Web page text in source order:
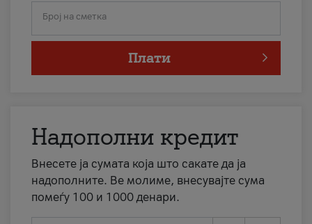
Број на сметка
Плати
Надополни кредит
Внесете ја сумата која што сакате да ја
надополните. Ве молиме, внесувајте сума
помеѓу 100 и 1000 денари.